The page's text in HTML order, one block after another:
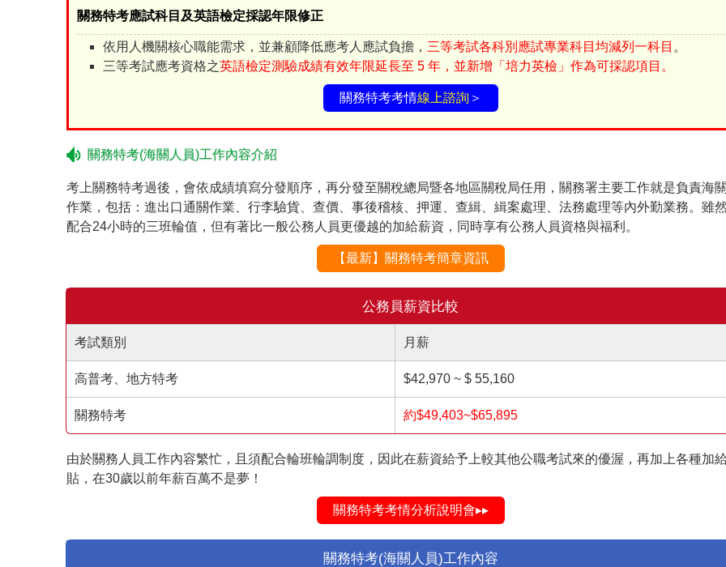
關務特考應試科目及英語檢定採認年限修正
依用人機關核心職能需求，並兼顧降低應考人應試負擔， 三等考試各科別應試專業科目均減列一科目 。
三等考試應考資格之英語檢定測驗成績有效年限延長至 5 年，並新增「培力英檢」作為可採認項目。
關務特考考情線上諮詢 ＞
關務特考(海關人員)工作內容介紹
考上關務特考過後，會依成績填寫分發順序，再分發至關稅總局暨各地區關稅局任用，關務署主要工作就是負責海
作業，包括：進出口通關作業、行李驗貨、查價、事後稽核、押運、查緝、緝案處理、法務處理等內外勤業務。雖
配合24小時的三班輪值，但有著比一般公務人員更優越的加給薪資，同時享有公務人員資格與福利。
【最新】關務特考簡章資訊
公務員薪資比較
考試類別 月薪
高普考、地方特考 $42,970 ~ $ 55,160
關務特考 約$49,403~$65,895
由於關務人員工作內容繁忙，且須配合輪班輪調制度，因此在薪資給予上較其他公職考試來的優渥，再加上各種加
貼，在30歲以前年薪百萬不是夢！
關務特考考情分析說明會▸▸
關務特考(海關人員)工作內容